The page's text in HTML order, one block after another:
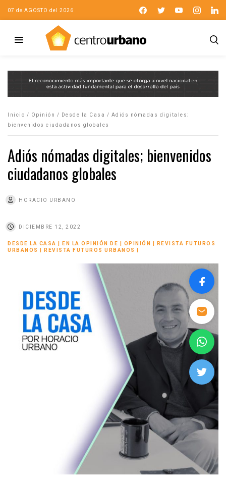
07 de AGOSTO del 2026
Inicio / Opinión / Desde la Casa / Adiós nómadas digitales;
bienvenidos ciudadanos globales
Adiós nómadas digitales; bienvenidos
ciudadanos globales
HORACIO URBANO
DICIEMBRE 12, 2022
DESDE LA CASA EN LA OPINIÓN DE OPINIÓN
REVISTA FUTUROS
URBANOS
REVISTA FUTUROS URBANOS